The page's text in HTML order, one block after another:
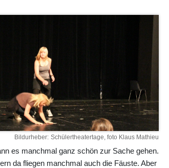
Bildurheber Schülertheatertage, foto Klaus Mathieu
es manchmal ganz schön zur Sache gehen.
da fliegen manchmal auch die Fäuste. Aber